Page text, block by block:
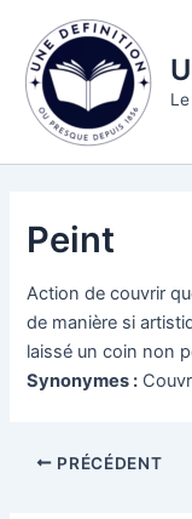
contenu
Peint
Action de couvrir
de manière si
laissé un coin non
Synonymes :
PRÉCÉDENT